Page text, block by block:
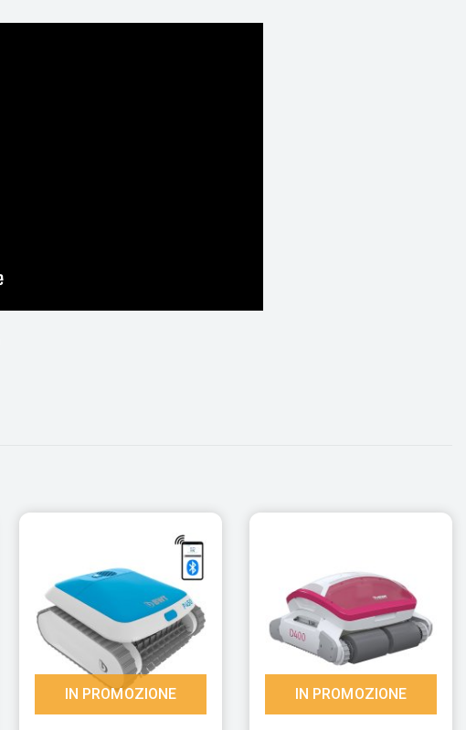
IN PROMOZIONE IN PROMOZIONE